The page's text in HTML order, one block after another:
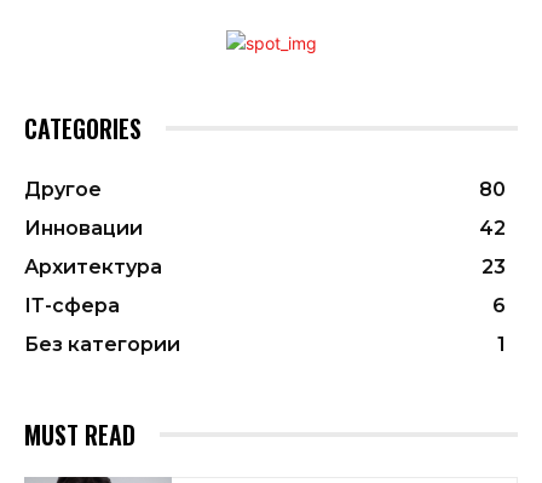
CATEGORIES
Другое
80
Инновации
42
Архитектура
23
ІТ-сфера
6
Без категории
1
MUST READ